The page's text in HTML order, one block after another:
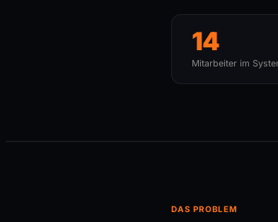
14
Mitarbeiter im
DAS PROBLEM